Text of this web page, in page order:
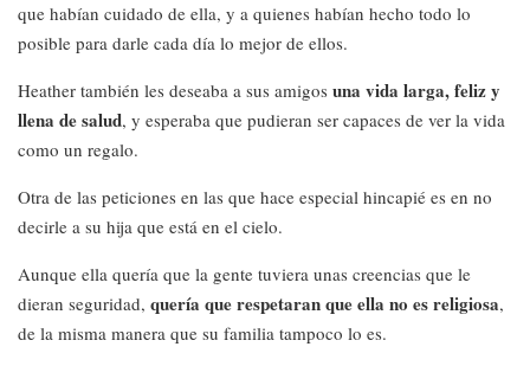
que habían cuidado de ella, y a quienes habían hecho todo lo
posible para darle cada día lo mejor de ellos.
Heather también les deseaba a sus amigos una vida larga, feliz y
llena de salud, y esperaba que pudieran ser capaces de ver la vida
como un regalo.
Otra de las peticiones en las que hace especial hincapié es en no
decirle a su hija que está en el cielo.
Aunque ella quería que la gente tuviera unas creencias que le
dieran seguridad, quería que respetaran que ella no es religiosa,
de la misma manera que su familia tampoco lo es.